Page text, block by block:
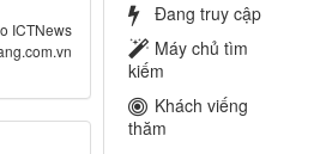
ICTNews
Đang truy cập
Máy chủ tìm
kiếm
Khách viếng
thăm